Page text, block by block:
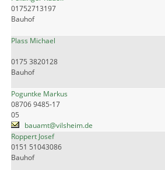
01752713197
Bauhof
Plass Michael
0175 3820128
Bauhof
Poguntke Markus
08706 9485-17
05
bauamt@vilsheim.de
Roppert Josef
0151 51043086
Bauhof